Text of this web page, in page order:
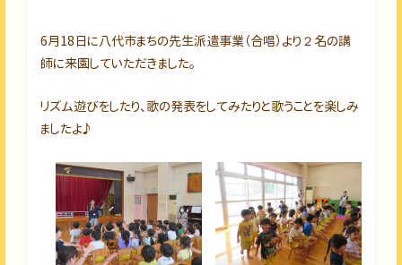
6月18日に八代市まちの先生派遣事業（合唱）より２名の講
師に来園していただきました。
リズム遊びをしたり、歌の発表をしてみたりと歌うことを楽しみ
ましたよ♪